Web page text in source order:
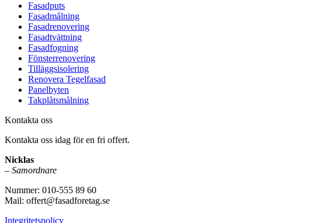
Fasadputs
Fasadmålning
Fasadrenovering
Fasadtvättning
Fasadfogning
Fönsterrenovering
Tilläggsisolering
Renovera Tegelfasad
Panelbyten
Takplåtsmålning
Kontakta oss
Kontakta oss idag för en fri offert.
Nicklas
– Samordnare
Nummer: 010-555 89 60
Mail: offert@fasadforetag.se
Integritetspolicy